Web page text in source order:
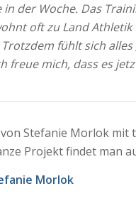
der Woche. Das
oft zu Land
fühlt sich
mich, dass es
Stefanie Morlok mit
Projekt findet man
Morlok